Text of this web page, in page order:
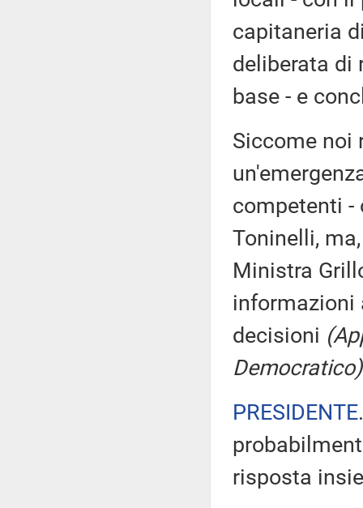
capitaneria
deliberata di
base - e
Siccome noi
competenti -
Toninelli,
Ministra
informazioni
decisioni
Democratico)
PRESIDENTE
risposta